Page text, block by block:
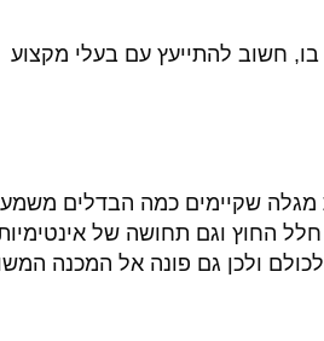
חשוב להתייעץ עם בעלי מקצוע
מגלה שקיימים כמה הבדלים
החוץ וגם תחושה של
ולכן גם פונה אל המכנה